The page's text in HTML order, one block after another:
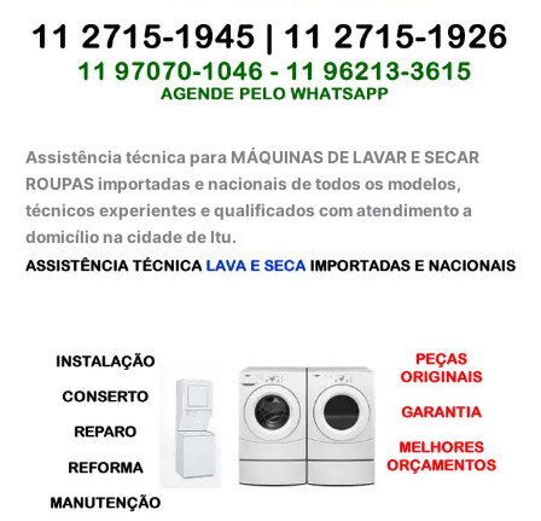
Assistência técnica para MÁQUINAS DE LAVAR E SECAR
ROUPAS importadas e nacionais de todos os modelos,
técnicos experientes e qualificados com atendimento a
domicílio na cidade de Itu.